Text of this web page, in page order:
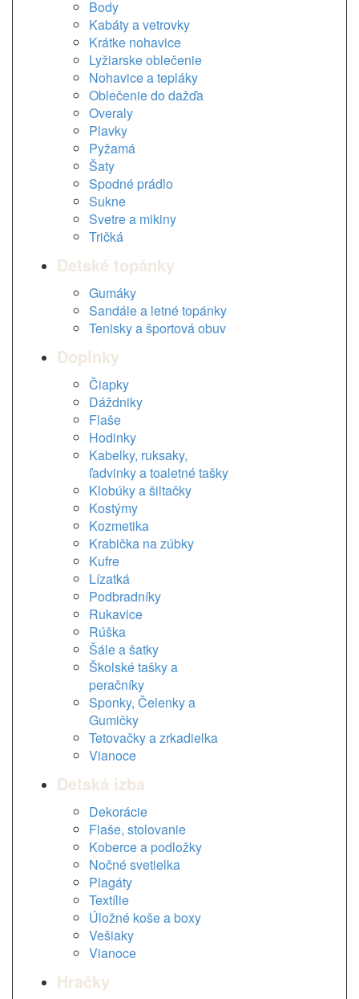
Body
Kabáty a vetrovky
Krátke nohavice
Lyžiarske oblečenie
Nohavice a tepláky
Oblečenie do dažďa
Overaly
Plavky
Pyžamá
Šaty
Spodné prádlo
Sukne
Svetre a mikiny
Tričká
Detské topánky
Gumáky
Sandále a letné topánky
Tenisky a športová obuv
Doplnky
Čiapky
Dáždniky
Flaše
Hodinky
Kabelky, ruksaky,
ľadvinky a toaletné tašky
Klobúky a šiltačky
Kostýmy
Kozmetika
Krabička na zúbky
Kufre
Lízatká
Podbradníky
Rukavice
Rúška
Šále a šatky
Školské tašky a
peračníky
Sponky, Čelenky a
Gumičky
Tetovačky a zrkadielka
Vianoce
Detská izba
Dekorácie
Flaše, stolovanie
Koberce a podložky
Nočné svetielka
Plagáty
Textílie
Úložné koše a boxy
Vešiaky
Vianoce
Hračky